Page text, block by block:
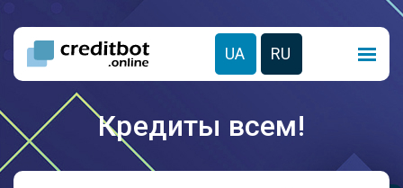
UA RU
Кредиты всем!